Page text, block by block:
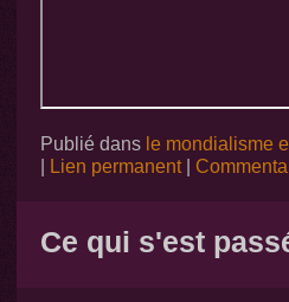
Publié dans le mondialisme
| Lien permanent|
Ce qui s'est